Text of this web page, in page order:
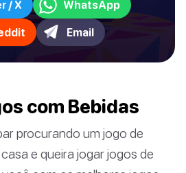
/ X WhatsApp
Email
com Bebidas
procurando um jogo de
e queira jogar jogos de